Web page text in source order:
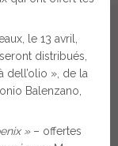
le 13 avril,
distribués,
dell’olio », de la
Balenzano,
»– offertes